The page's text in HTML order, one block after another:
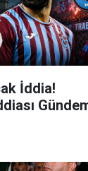
İddia!